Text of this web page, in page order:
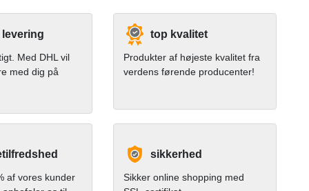
levering
Med DHL vil
med dig på
top kvalitet
Produkter af højeste kvalitet fra
verdens førende producenter!
af vores kunder
sikkerhed
Sikker online shopping med